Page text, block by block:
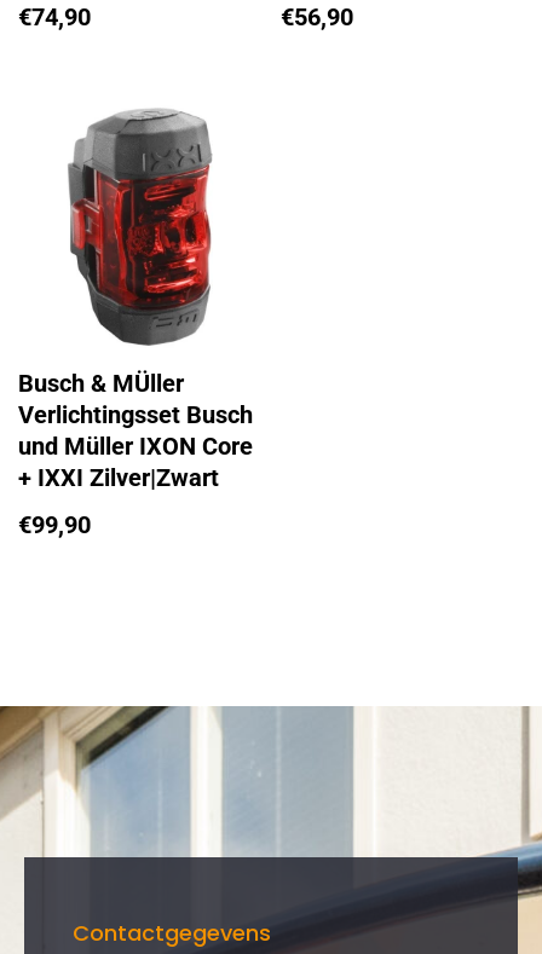
€74,90
€56,90
Busch & MÜller
Verlichtingsset Busch
und Müller IXON Core
+ IXXI Zilver|Zwart
€99,90
Contactgegevens